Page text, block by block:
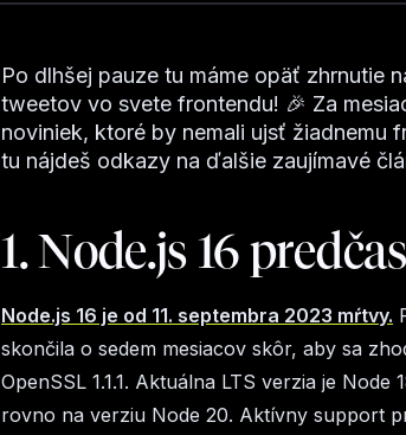
Po dlhšej pauze tu máme opäť zhrnutie
tweetov vo svete frontendu! 🎉 Za
noviniek, ktoré by nemali ujsť žiadnemu
tu nájdeš odkazy na ďalšie zaujímavé
1. Node.js 16
Node.js 16 je od 11. septembra 2023 mŕtvy.
skončila o sedem mesiacov skôr, aby sa
OpenSSL 1.1.1. Aktuálna LTS verzia je
rovno na verziu Node 20. Aktívny support